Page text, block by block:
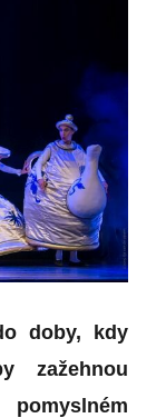
doby, kdy
zažehnou